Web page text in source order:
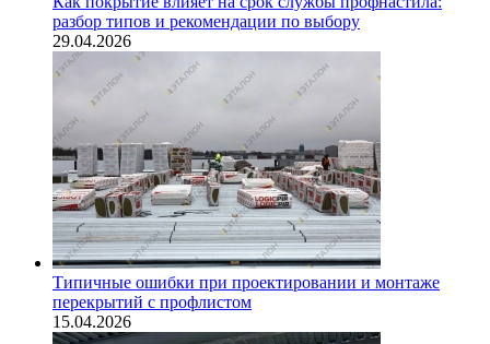
разбор типов и рекомендации по выбору
29.04.2026
Типичные ошибки при проектировании и монтаже
перекрытий с профлистом
15.04.2026